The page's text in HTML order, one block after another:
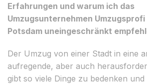
Erfahrungen und warum ich das
Umzugsunternehmen Umzugsprofi
Potsdam uneingeschränkt
Der Umzug von einer Stadt in eine
aufregende, aber auch
gibt so viele Dinge zu bedenken